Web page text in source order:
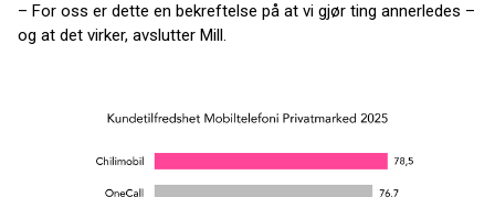
– For oss er dette en bekreftelse på at vi gjør ting annerledes –
og at det virker, avslutter Mill.